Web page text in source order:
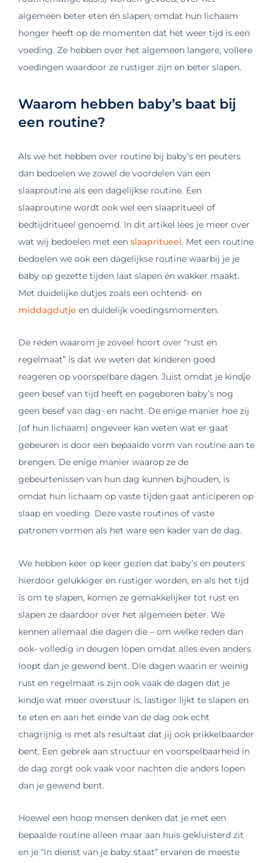
algemeen beter eten én slapen, omdat hun lichaam
honger heeft op de momenten dat het weer tijd is een
voeding. Ze hebben over het algemeen langere, vollere
voedingen waardoor ze rustiger zijn en beter slapen.
Waarom hebben baby’s baat bij
een routine?
Als we het hebben over routine bij baby’s en peuters
dan bedoelen we zowel de voordelen van een
slaaproutine als een dagelijkse routine. Een
slaaproutine wordt ook wel een slaapritueel of
bedtijdritueel genoemd. In dit artikel lees je meer over
wat wij bedoelen met een slaapritueel. Met een routine
bedoelen we ook een dagelijkse routine waarbij je je
baby op gezette tijden laat slapen én wakker maakt.
Met duidelijke dutjes zoals een ochtend- en
middagdutje en duidelijk voedingsmomenten.
De reden waarom je zoveel hoort over “rust en
regelmaat” is dat we weten dat kinderen goed
reageren op voorspelbare dagen. Juist omdat je kindje
geen besef van tijd heeft en pageboren baby’s nog
geen besef van dag- en nacht. De enige manier hoe zij
(of hun lichaam) ongeveer kan weten wat er gaat
gebeuren is door een bepaalde vorm van routine aan te
brengen. De enige manier waarop ze de
gebeurtenissen van hun dag kunnen bijhouden, is
omdat hun lichaam op vaste tijden gaat anticiperen op
slaap en voeding. Deze vaste routines of vaste
patronen vormen als het ware een kader van de dag.
We hebben keer op keer gezien dat baby’s en peuters
hierdoor gelukkiger en rustiger worden, en als het tijd
is om te slapen, komen ze gemakkelijker tot rust en
slapen ze daardoor over het algemeen beter. We
kennen allemaal die dagen die – om welke reden dan
ook- volledig in deugen lopen omdat alles even anders
loopt dan je gewend bent. Die dagen waarin er weinig
rust en regelmaat is zijn ook vaak de dagen dat je
kindje wat meer overstuur is, lastiger lijkt te slapen en
te eten en aan het einde van de dag ook echt
chagrijnig is met als resultaat dat jij ook prikkelbaarder
bent. Een gebrek aan structuur en voorspelbaarheid in
de dag zorgt ook vaak voor nachten die anders lopen
dan je gewend bent.
Hoewel een hoop mensen denken dat je met een
bepaalde routine alleen maar aan huis gekluisterd zit
en je “in dienst van je baby staat” ervaren de meeste